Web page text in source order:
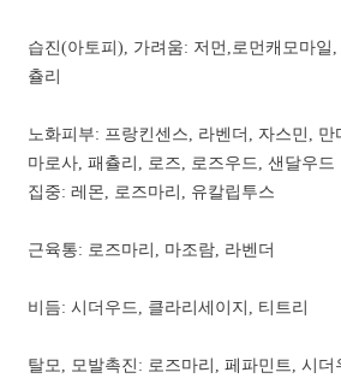
습진(아토피), 가려움: 저먼,로먼캐모마일
츌리
노화피부: 프랑킨센스, 라벤더, 자스민,
마로사, 패츌리, 로즈, 로즈우드, 샌달우드
집중: 레몬, 로즈마리, 유칼립투스
근육통: 로즈마리, 마조람, 라벤더
비듬: 시더우드, 클라리세이지, 티트리
탈모, 모발촉진: 로즈마리, 페파민트, 시더